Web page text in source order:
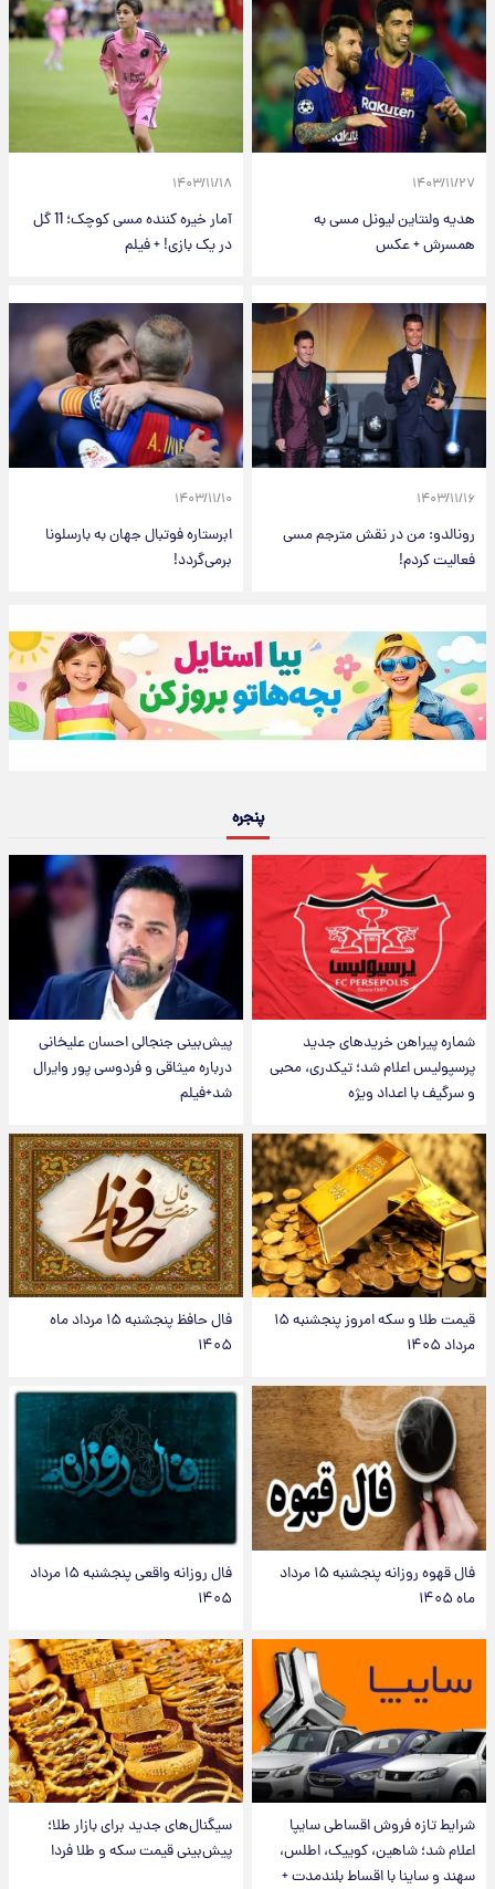
۱۴۰۳/۱۱/۲۷
هدیه ولنتاین لیونل مسی به
همسرش + عکس
۱۴۰۳/۱۱/۱۸
آمار خیره کننده مسی کوچک؛ 11 گل
در یک بازی! + فیلم
۱۴۰۳/۱۱/۱۶
رونالدو: من در نقش مترجم مسی
فعالیت کردم!
۱۴۰۳/۱۱/۱۰
ابرستاره فوتبال جهان به بارسلونا
برمی‌گردد!
پنجره
شماره پیراهن خریدهای جدید
پرسپولیس اعلام شد؛ تیکدری، محبی
و سرگیف با اعداد ویژه
پیش‌بینی جنجالی احسان علیخانی
درباره میثاقی و فردوسی پور وایرال
شد+فیلم
قیمت طلا و سکه امروز پنجشنبه ۱۵
مرداد ۱۴۰۵
فال حافظ پنجشنبه ۱۵ مرداد ماه
۱۴۰۵
فال قهوه روزانه پنجشنبه ۱۵ مرداد
ماه ۱۴۰۵
فال روزانه واقعی پنجشنبه ۱۵ مرداد
۱۴۰۵
شرایط تازه فروش اقساطی سایپا
اعلام شد؛ شاهین، کوییک، اطلس،
سهند و ساینا با اقساط بلندمدت +
سیگنال‌های جدید برای بازار طلا؛
پیش‌بینی قیمت سکه و طلا فردا